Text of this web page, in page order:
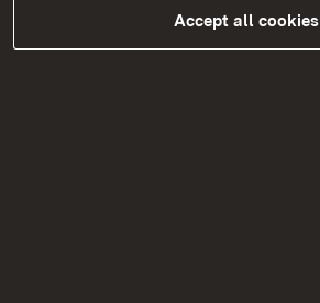
Weitere Informationen
Accept all cookies